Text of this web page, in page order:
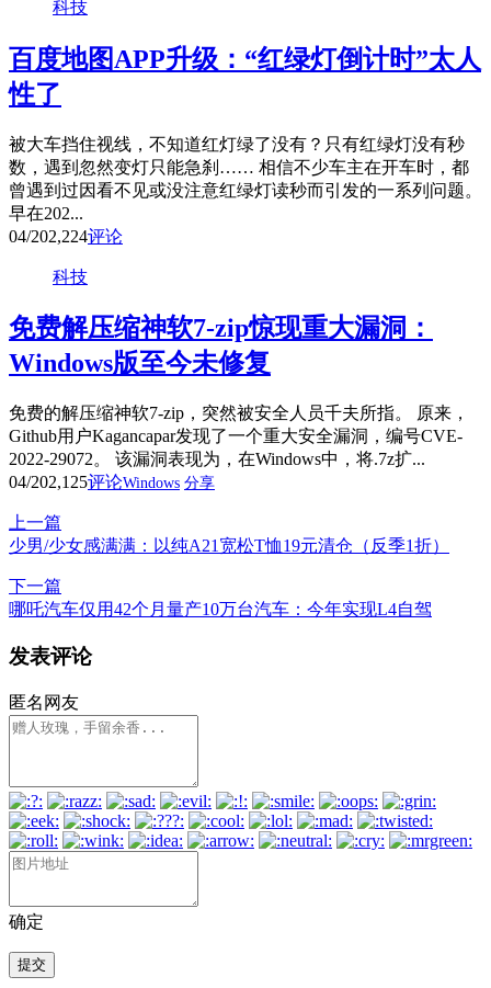
科技
百度地图APP升级：“红绿灯倒计时”太人
性了
被大车挡住视线，不知道红灯绿了没有？只有红绿灯没有秒
数，遇到忽然变灯只能急刹…… 相信不少车主在开车时，都
曾遇到过因看不见或没注意红绿灯读秒而引发的一系列问题。
早在202...
04/202,224评论
科技
免费解压缩神软7-zip惊现重大漏洞：
Windows版至今未修复
免费的解压缩神软7-zip，突然被安全人员千夫所指。 原来，
Github用户Kagancapar发现了一个重大安全漏洞，编号CVE-
2022-29072。 该漏洞表现为，在Windows中，将.7z扩...
04/202,125评论Windows 分享
上一篇
少男/少女感满满：以纯A21宽松T恤19元清仓（反季1折）
下一篇
哪吒汽车仅用42个月量产10万台汽车：今年实现L4自驾
发表评论
匿名网友
确定
提交